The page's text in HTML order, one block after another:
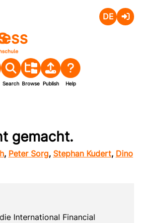
Search Browse Publish Help
gemacht.
, Peter Sorg, Stephan Kudert, Dino
International Financial